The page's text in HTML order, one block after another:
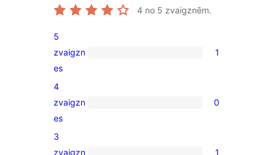
4 no 5 zvaigznēm.
1
5-
star
review
5
zvaigzn
es
1
0
4-
star
4
zvaigzn
es
0
3
zvaigzn
1